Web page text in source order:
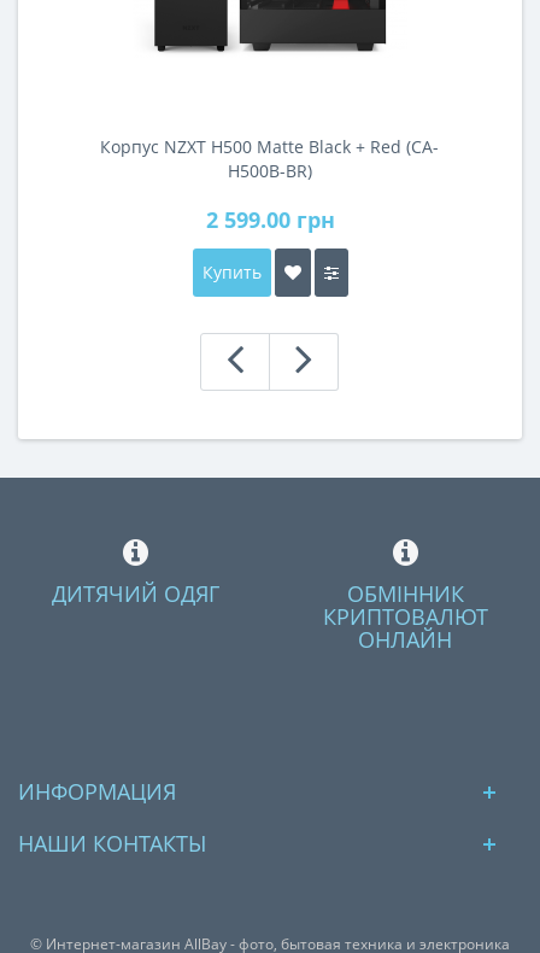
Корпус NZXT H500 Matte Black + Red (CA-
H500B-BR)
2 599.00 грн
Купить
ДИТЯЧИЙ ОДЯГ ОБМІННИК
КРИПТОВАЛЮТ
ОНЛАЙН
ИНФОРМАЦИЯ
НАШИ КОНТАКТЫ
© Интернет-магазин AllBay - фото, бытовая техника и электроника